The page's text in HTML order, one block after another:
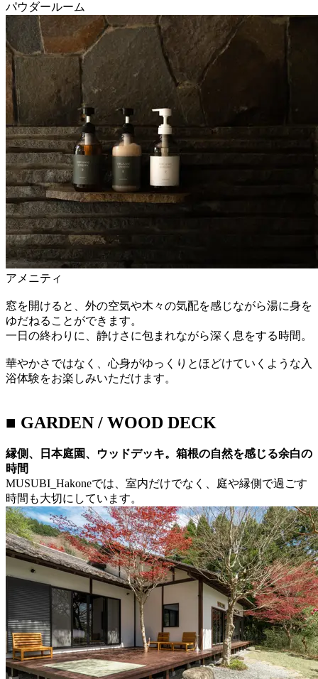
パウダールーム
アメニティ
窓を開けると、外の空気や木々の気配を感じながら湯に身を
ゆだねることができます。
一日の終わりに、静けさに包まれながら深く息をする時間。
華やかさではなく、心身がゆっくりとほどけていくような入
浴体験をお楽しみいただけます。
■ GARDEN / WOOD DECK
縁側、日本庭園、ウッドデッキ。箱根の自然を感じる余白の
時間
MUSUBI_Hakoneでは、室内だけでなく、庭や縁側で過ごす
時間も大切にしています。